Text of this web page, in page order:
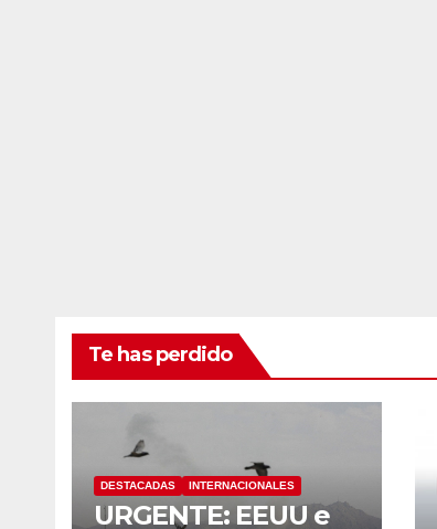
Te has perdido
DESTACADAS INTERNACIONALES
URGENTE: EEUU e